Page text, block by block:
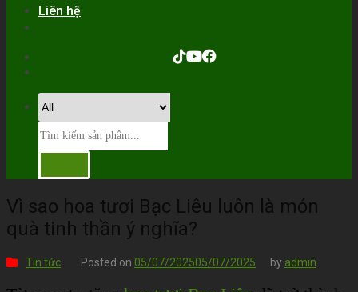
Liên hệ
Vì sao hoa tươi Bạc Liêu luôn là món
quà tinh thần ý nghĩa?
Tin tức Posted on 05/07/202505/07/2025 by admin